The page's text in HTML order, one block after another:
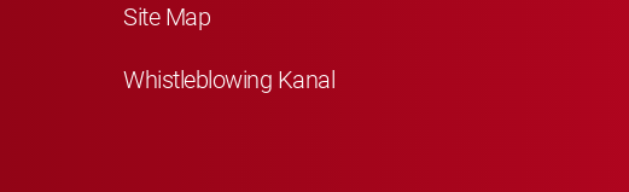
Site Map
Whistleblowing Kanal